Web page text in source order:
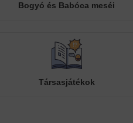
Bogyó és Babóca meséi
Társasjátékok